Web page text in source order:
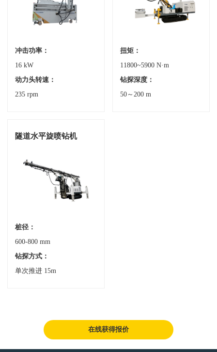
冲击功率：
16 kW
动力头转速：
235 rpm
扭矩：
11800~5900 N·m
钻探深度：
50～200 m
隧道水平旋喷钻机
桩径：
600-800 mm
钻探方式：
单次推进 15m
在线获得报价